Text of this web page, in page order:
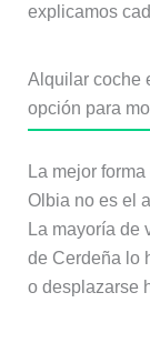
explicamos
Alquilar coche
opción para
La mejor
Olbia no es el
La mayoría de
de Cerdeña lo
o desplazarse